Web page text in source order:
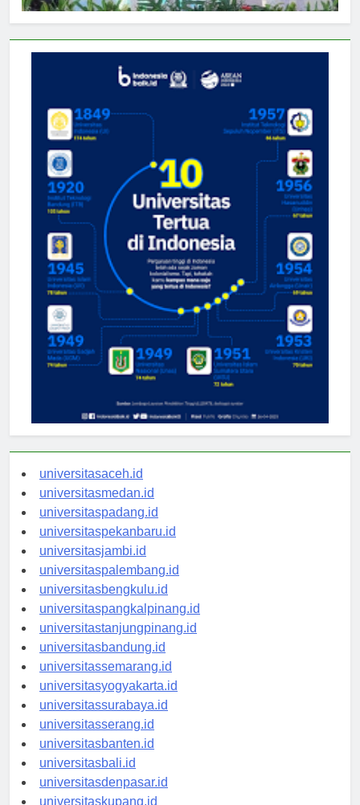
universitasaceh.id
universitasmedan.id
universitaspadang.id
universitaspekanbaru.id
universitasjambi.id
universitaspalembang.id
universitasbengkulu.id
universitaspangkalpinang.id
universitastanjungpinang.id
universitasbandung.id
universitassemarang.id
universitasyogyakarta.id
universitassurabaya.id
universitasserang.id
universitasbanten.id
universitasbali.id
universitasdenpasar.id